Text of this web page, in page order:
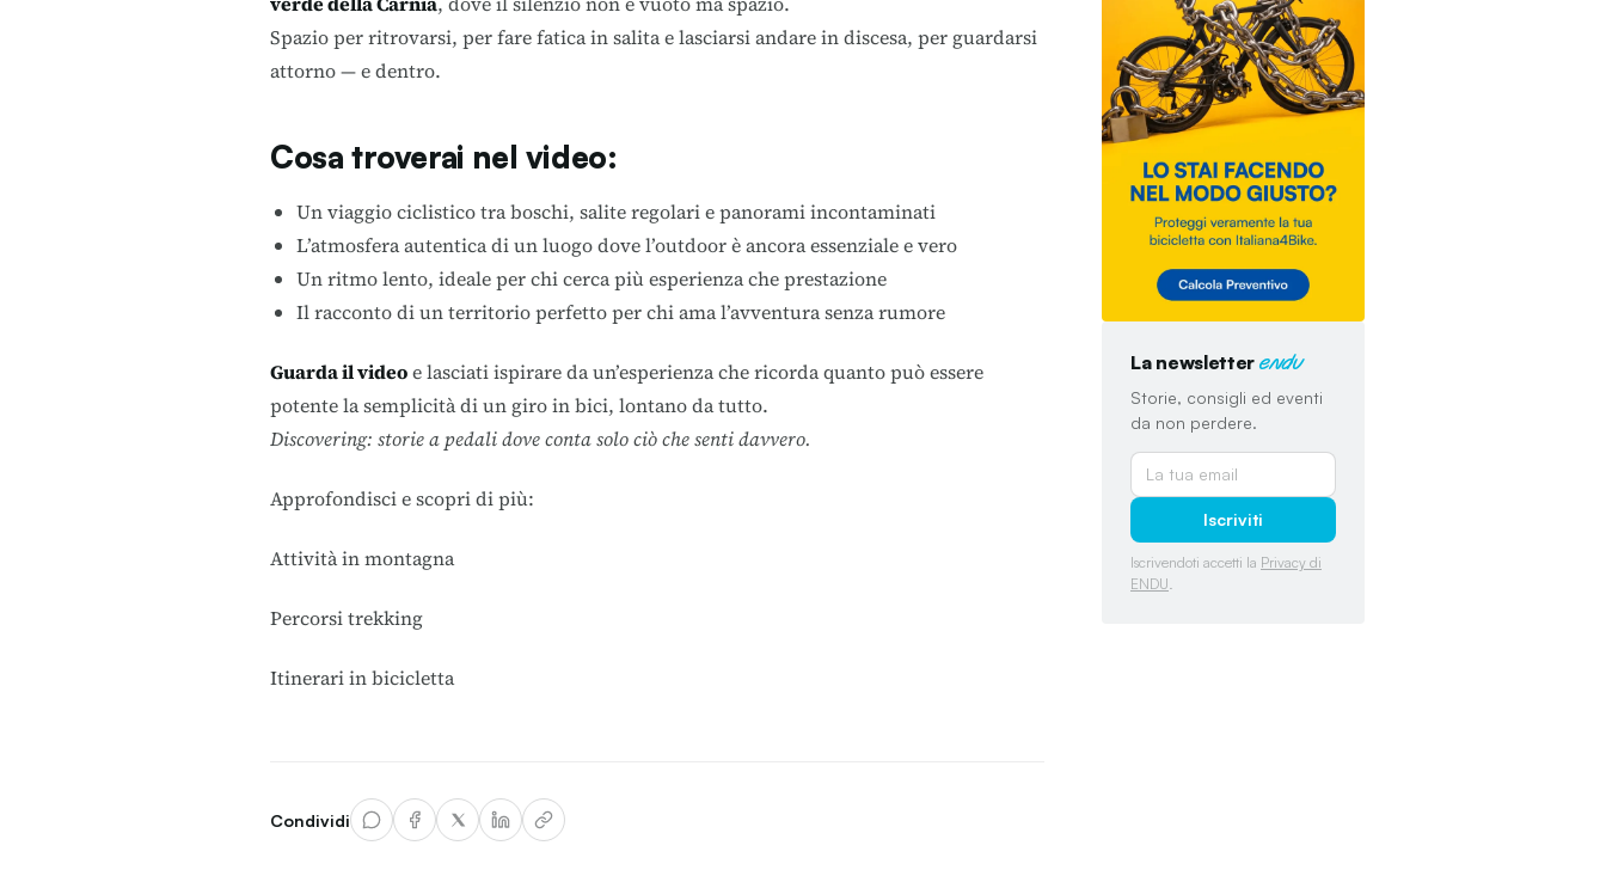
Spazio per ritrovarsi, per fare fatica in salita e lasciarsi andare in discesa, per guardarsi
attorno — e dentro.
Cosa troverai nel video:
Un viaggio ciclistico tra boschi, salite regolari e panorami incontaminati
L’atmosfera autentica di un luogo dove l’outdoor è ancora essenziale e vero
Un ritmo lento, ideale per chi cerca più esperienza che prestazione
Il racconto di un territorio perfetto per chi ama l’avventura senza rumore
Guarda il videoe lasciati ispirare da un’esperienza che ricorda quanto può essere
potente la semplicità di un giro in bici, lontano da tutto.
Discovering: storie a pedali dove conta solo ciò che senti davvero.
Approfondisci e scopri di più:
Attività in montagna
Percorsi trekking
Itinerari in bicicletta
La newsletter endu
Storie, consigli ed eventi
da non perdere.
Iscriviti
Iscrivendoti accetti la Privacy di
ENDU
Condividi